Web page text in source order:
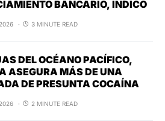
BANCARIO, INDICO
3 MINUTE READ
DEL OCÉANO PACÍFICO,
ASEGURA MÁS DE UNA
DE PRESUNTA COCAÍNA
2 MINUTE READ